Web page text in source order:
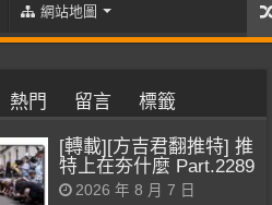
網站地圖
熱門 留言 標籤
[轉載][方吉君翻推特] 推
特上在夯什麼 Part.2289
2026 年 8 月 7 日